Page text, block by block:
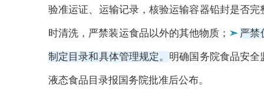
验准运证、运输记录，核验运输容器铅封是否完
时清洗，严禁装运食品以外的其他物质； ➣ 严禁
制定目录和具体管理规定。 明确国务院食品安
液态食品目录报国务院批准后公布。